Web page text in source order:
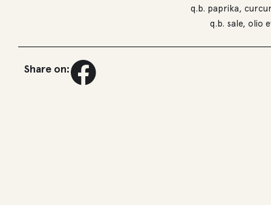
q.b. paprika,
q.b. sale, olio
Share on: